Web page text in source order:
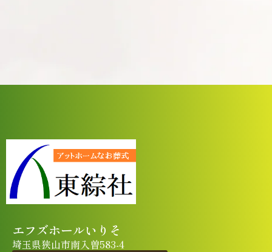
エフズホールいりそ
埼玉県狭山市南入曽583-4